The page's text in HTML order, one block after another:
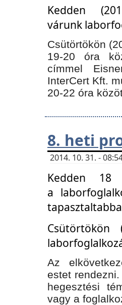
Kedden
várunk
Csütörtökön
19-20 óra
címmel
InterCert Kft.
20-22 óra
8. heti
2014. 10. 31. -
Kedden 18
a
Az
estet
hegesztési
vagy a